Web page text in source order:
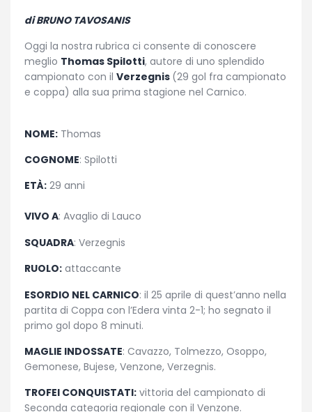
di BRUNO TAVOSANIS
Oggi la nostra rubrica ci consente di conoscere
meglio Thomas Spilotti, autore di uno splendido
campionato con il Verzegnis (29 gol fra campionato
e coppa) alla sua prima stagione nel Carnico.
NOME: Thomas
COGNOME: Spilotti
ETÀ: 29 anni
VIVO A: Avaglio di Lauco
SQUADRA: Verzegnis
RUOLO: attaccante
ESORDIO NEL CARNICO: il 25 aprile di quest’anno nella
partita di Coppa con l’Edera vinta 2-1; ho segnato il
primo gol dopo 8 minuti.
MAGLIE INDOSSATE: Cavazzo, Tolmezzo, Osoppo,
Gemonese, Bujese, Venzone, Verzegnis.
TROFEI CONQUISTATI: vittoria del campionato di
Seconda categoria regionale con il Venzone.